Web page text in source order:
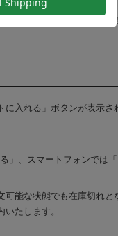
部仕様が掲載画像と若干
入れる」ボタンが表示さ
、スマートフォンでは
能な状態でも在庫切れと
たします。